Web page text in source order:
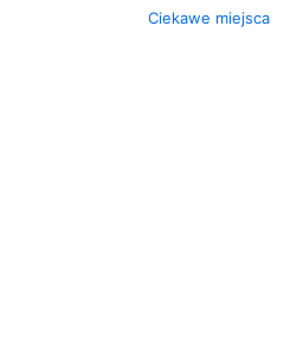
Ciekawe miejsca